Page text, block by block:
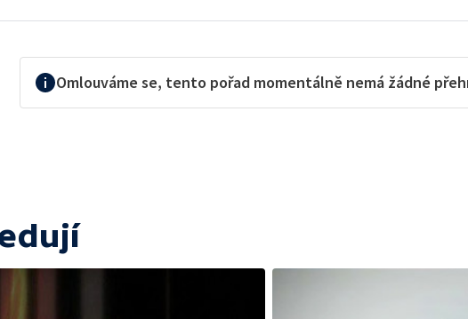
Omlouváme se, tento pořad momentálně nemá žádné